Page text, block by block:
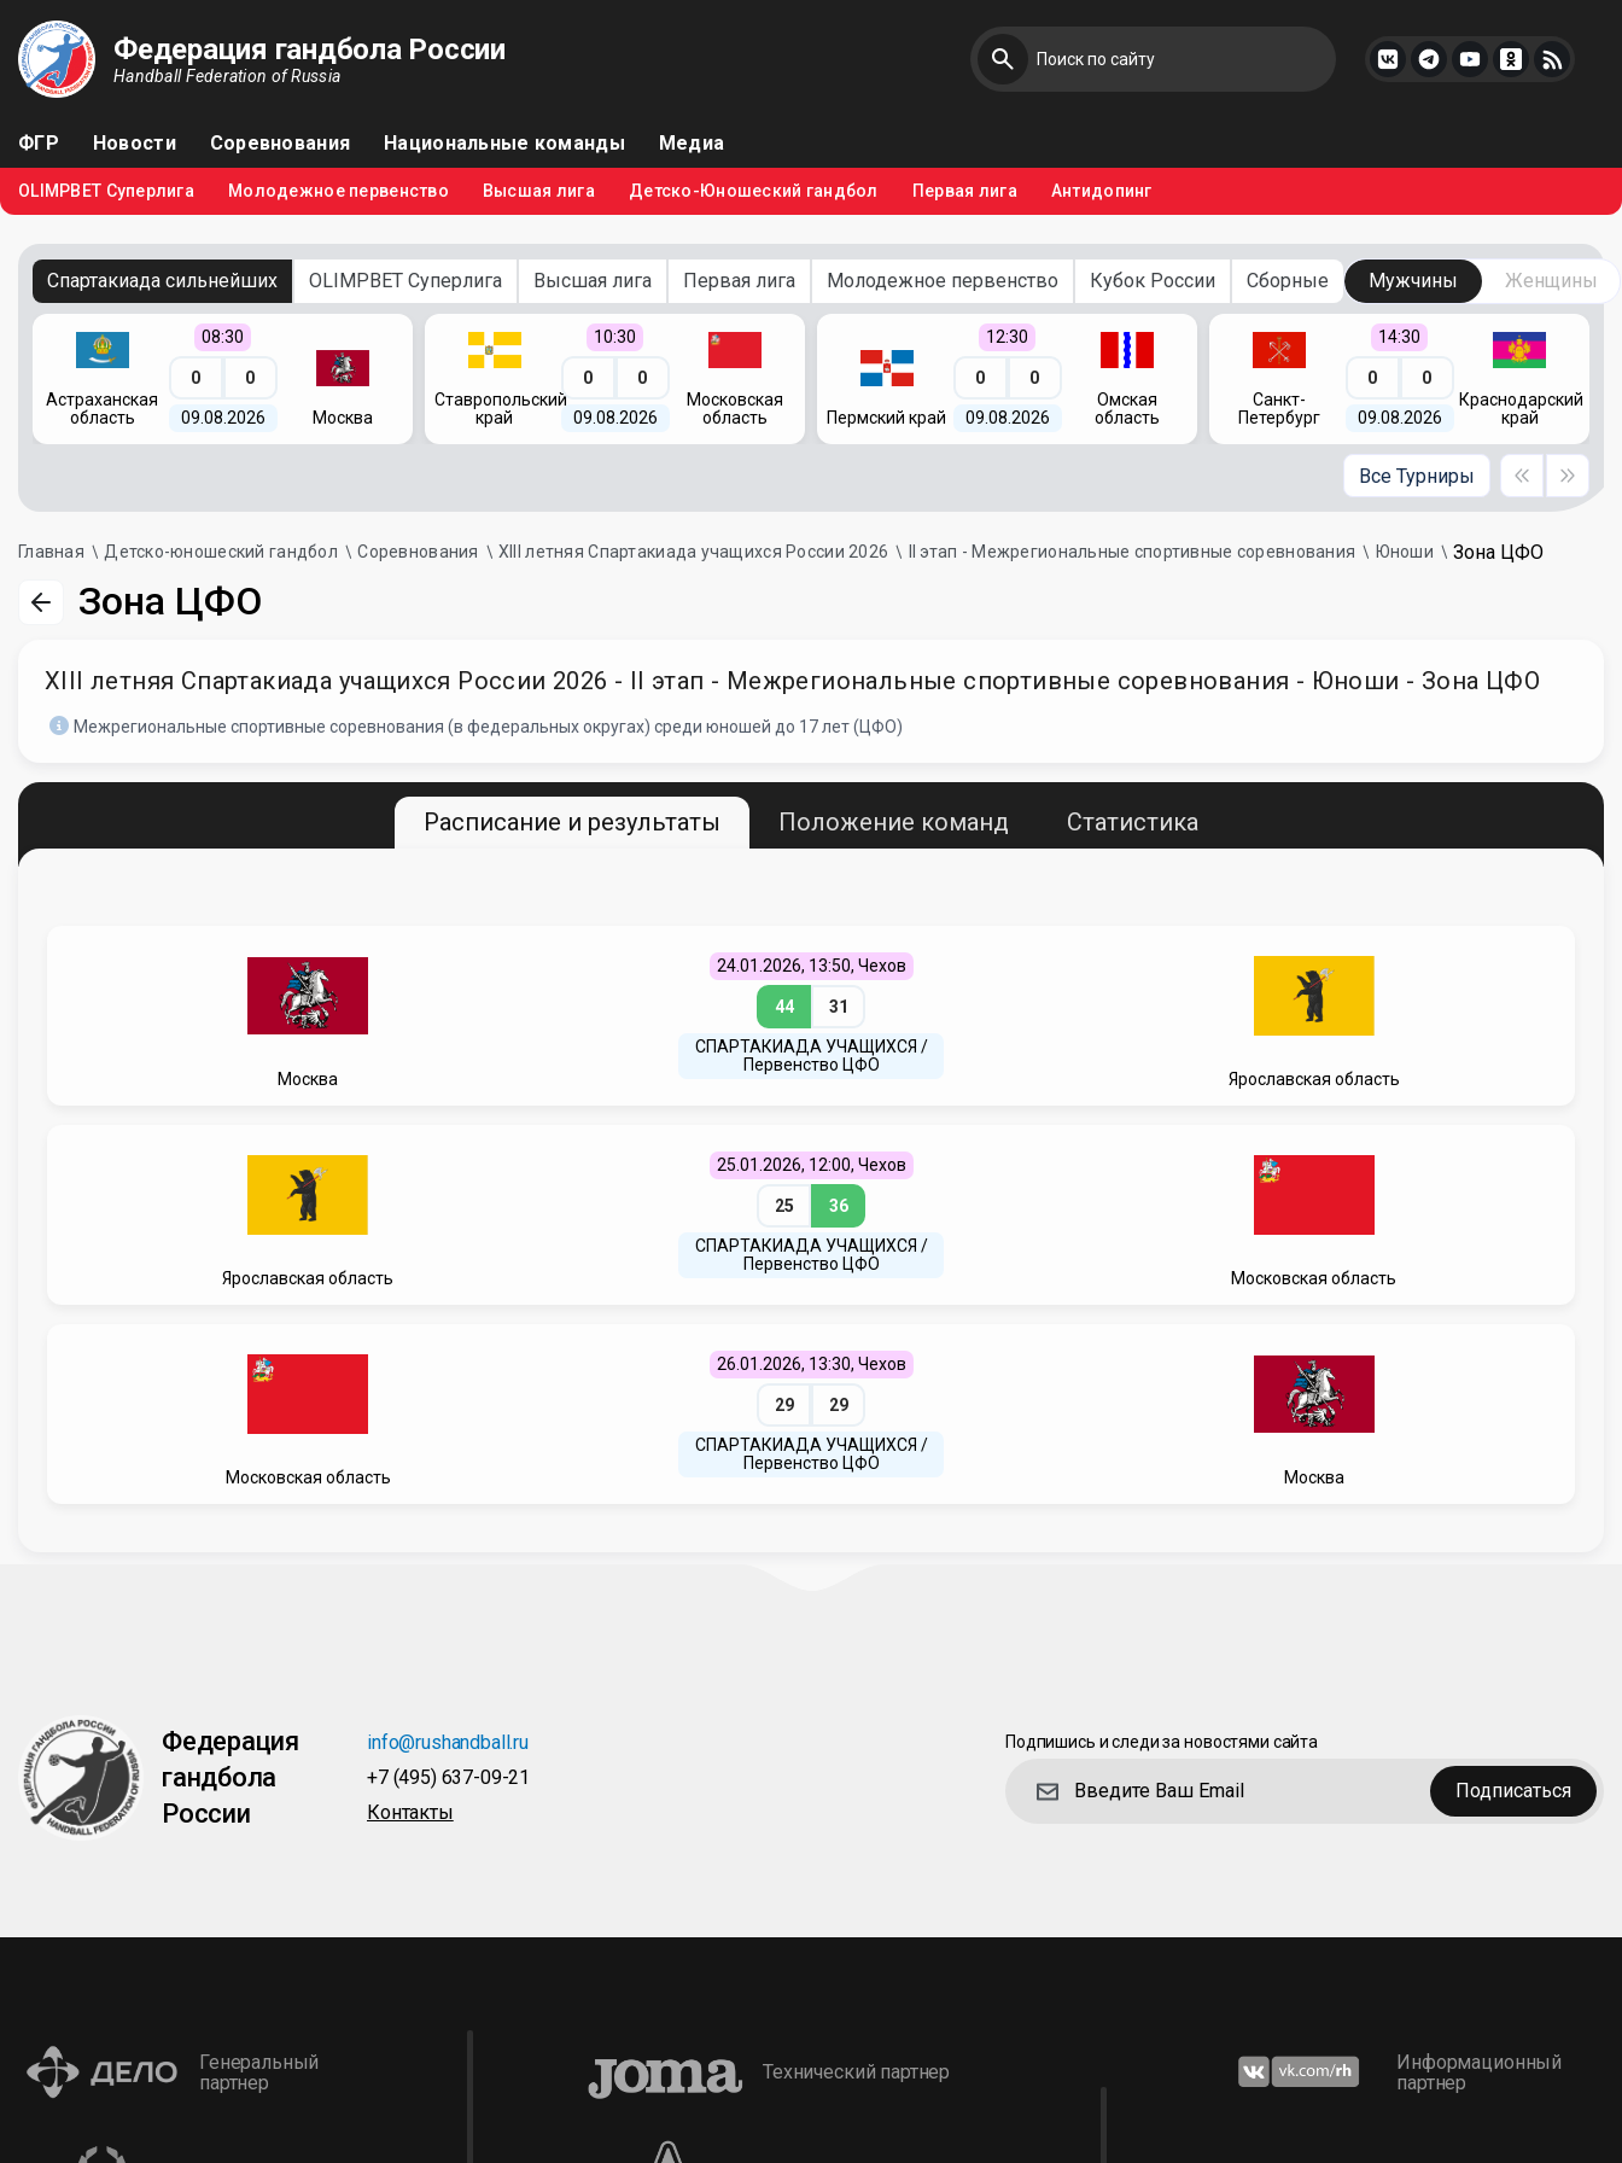
Федерация гандбола России
Handball Federation of Russia
ФГР Новости Соревнования Национальные команды Медиа
OLIMPBET Суперлига Молодежное первенство Высшая лига Детско-Юношеский гандбол Первая лига Антидопинг
Спартакиада сильнейших OLIMPBET Суперлига Высшая лига Первая лига Молодежное первенство Кубок России Сборные Мужчины Женщины
Астраханская
область
08:30
0 0
09.08.2026 Москва
Ставропольский
край
10:30
0 0
09.08.2026
Московская
область
Пермский край
12:30
0 0
09.08.2026
Омская
область
Санкт-
Петербург
14:30
0 0
09.08.2026
Краснодарский
край
Все Турниры
Главная Детско-юношеский гандбол Соревнования XIII летняя Спартакиада учащихся России 2026 II этап - Межрегиональные спортивные соревнования Юноши Зона ЦФО
Зона ЦФО
XIII летняя Спартакиада учащихся России 2026 - II этап - Межрегиональные спортивные соревнования - Юноши - Зона ЦФО
Межрегиональные спортивные соревнования (в федеральных округах) среди юношей до 17 лет (ЦФО)
Расписание и результаты Положение команд Статистика
Москва
24.01.2026, 13:50, Чехов
44 31
СПАРТАКИАДА УЧАЩИХСЯ /
Первенство ЦФО
Ярославская область
Ярославская область
25.01.2026, 12:00, Чехов
25 36
СПАРТАКИАДА УЧАЩИХСЯ /
Первенство ЦФО
Московская область
Московская область
26.01.2026, 13:30, Чехов
29 29
СПАРТАКИАДА УЧАЩИХСЯ /
Первенство ЦФО
Москва
Федерация
гандбола
России
info@rushandball.ru
+7 (495) 637-09-21
Контакты
Подпишись и следи за новостями сайта
Подписаться
Генеральный
партнер
Технический партнер
Информационный
партнер